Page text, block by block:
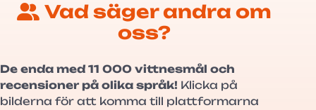
Vad säger andra om
oss?
De enda med 11 000 vittnesmål och
recensioner på olika språk! Klicka på
bilderna för att komma till plattformarna